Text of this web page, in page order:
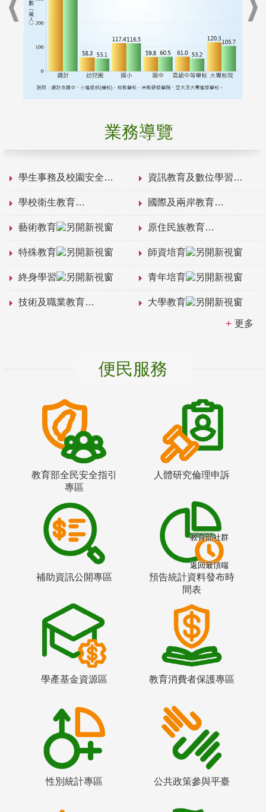
業務導覽
學生事務及校園安全 資訊教育及數位學習
學校衛生教育 國際及兩岸教育
藝術教育 原住民族教育
特殊教育 師資培育
終身學習 青年培育
技術及職業教育 大學教育
更多
便民服務
教育部全民安全指引
專區
人體研究倫理申訴
補助資訊公開專區
預告統計資料發布時
間表
學產基金資源區 教育消費者保護專區
性別統計專區 公共政策參與平臺
教育部社群
返回最頂端